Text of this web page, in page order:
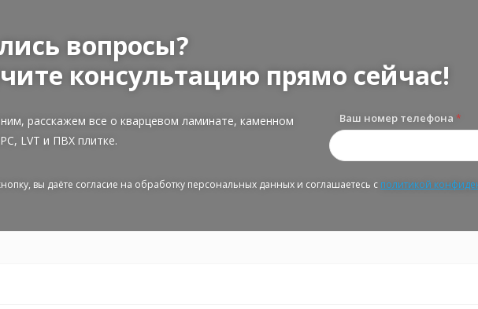
вопросы?
консультацию прямо сейчас!
расскажем все о кварцевом ламинате, каменном
LVT и ПВХ плитке.
Ваш номер телефона *
вы даёте согласие на обработку персональных данных и соглашаетесь с политикой